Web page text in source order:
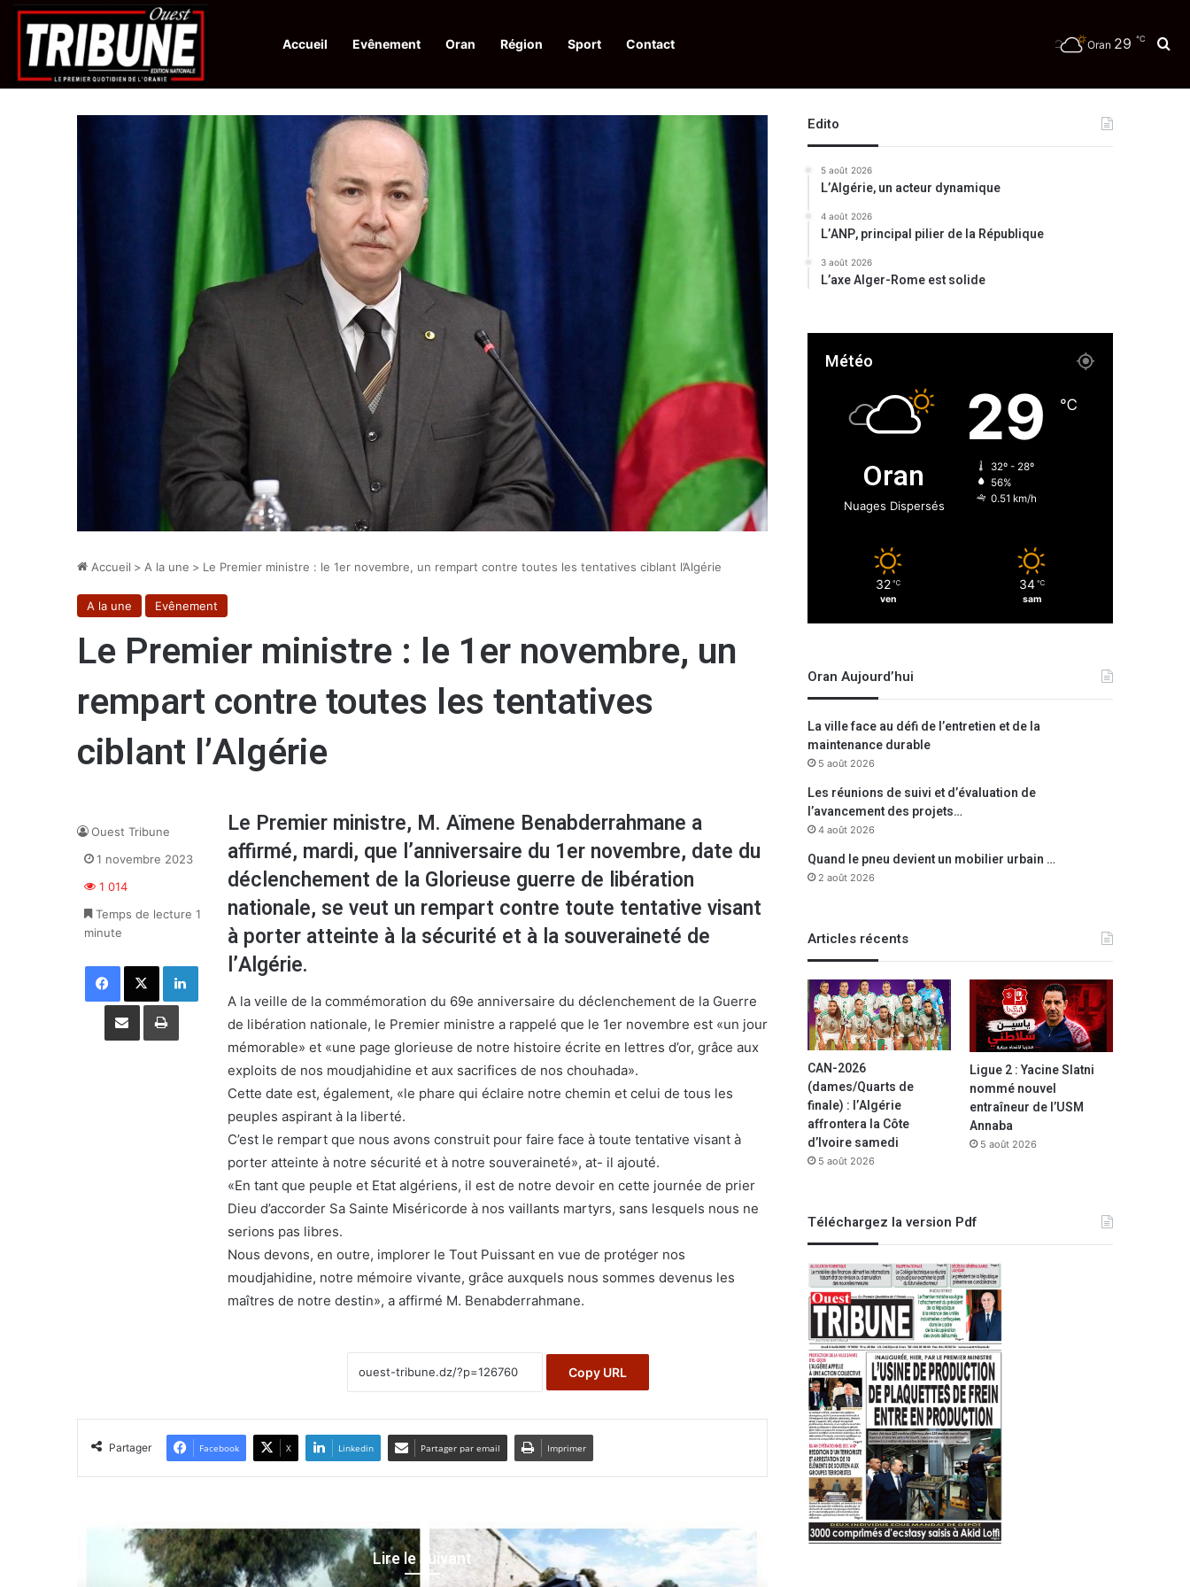
Accueil Evênement Oran Région Sport Contact Oran 29 ℃
Infos en Direct: Protection de la ville sainte d’El-Qods : l’Algérie appelle à une action collective
Accueil > A la une > Le Premier ministre : le 1er novembre, un rempart contre toutes les tentatives ciblant l’Algérie
A la une Evênement
Le Premier ministre : le 1er novembre, un
rempart contre toutes les tentatives
ciblant l’Algérie
Le Premier ministre, M. Aïmene Benabderrahmane a
affirmé, mardi, que l’anniversaire du 1er novembre, date du
déclenchement de la Glorieuse guerre de libération
nationale, se veut un rempart contre toute tentative visant
à porter atteinte à la sécurité et à la souveraineté de
l’Algérie.
A la veille de la commémoration du 69e anniversaire du déclenchement de la Guerre
de libération nationale, le Premier ministre a rappelé que le 1er novembre est «un jour
mémorable» et «une page glorieuse de notre histoire écrite en lettres d’or, grâce aux
exploits de nos moudjahidine et aux sacrifices de nos chouhada».
Cette date est, également, «le phare qui éclaire notre chemin et celui de tous les
peuples aspirant à la liberté.
C’est le rempart que nous avons construit pour faire face à toute tentative visant à
porter atteinte à notre sécurité et à notre souveraineté», at- il ajouté.
«En tant que peuple et Etat algériens, il est de notre devoir en cette journée de prier
Dieu d’accorder Sa Sainte Miséricorde à nos vaillants martyrs, sans lesquels nous ne
serions pas libres.
Nous devons, en outre, implorer le Tout Puissant en vue de protéger nos
moudjahidine, notre mémoire vivante, grâce auxquels nous sommes devenus les
maîtres de notre destin», a affirmé M. Benabderrahmane.
Copy URL
Ouest Tribune
1 novembre 2023
1 014
Temps de lecture 1
minute
Facebook X Linkedin
Partager par email Imprimer
Partager Facebook X Linkedin Partager par email Imprimer
Lire le suivant
Edito
5 août 2026
L’Algérie, un acteur dynamique
4 août 2026
L’ANP, principal pilier de la République
3 août 2026
L’axe Alger-Rome est solide
Météo
Oran
Nuages Dispersés
29 ℃
32º - 28º
56%
0.51 km/h
32 ℃
ven
34 ℃
sam
Oran Aujourd’hui
La ville face au défi de l’entretien et de la
maintenance durable
5 août 2026
Les réunions de suivi et d’évaluation de
l’avancement des projets…
4 août 2026
Quand le pneu devient un mobilier urbain …
2 août 2026
Articles récents
CAN-2026
(dames/Quarts de
finale) : l’Algérie
affrontera la Côte
d’Ivoire samedi
5 août 2026
Ligue 2 : Yacine Slatni
nommé nouvel
entraîneur de l’USM
Annaba
5 août 2026
Téléchargez la version Pdf